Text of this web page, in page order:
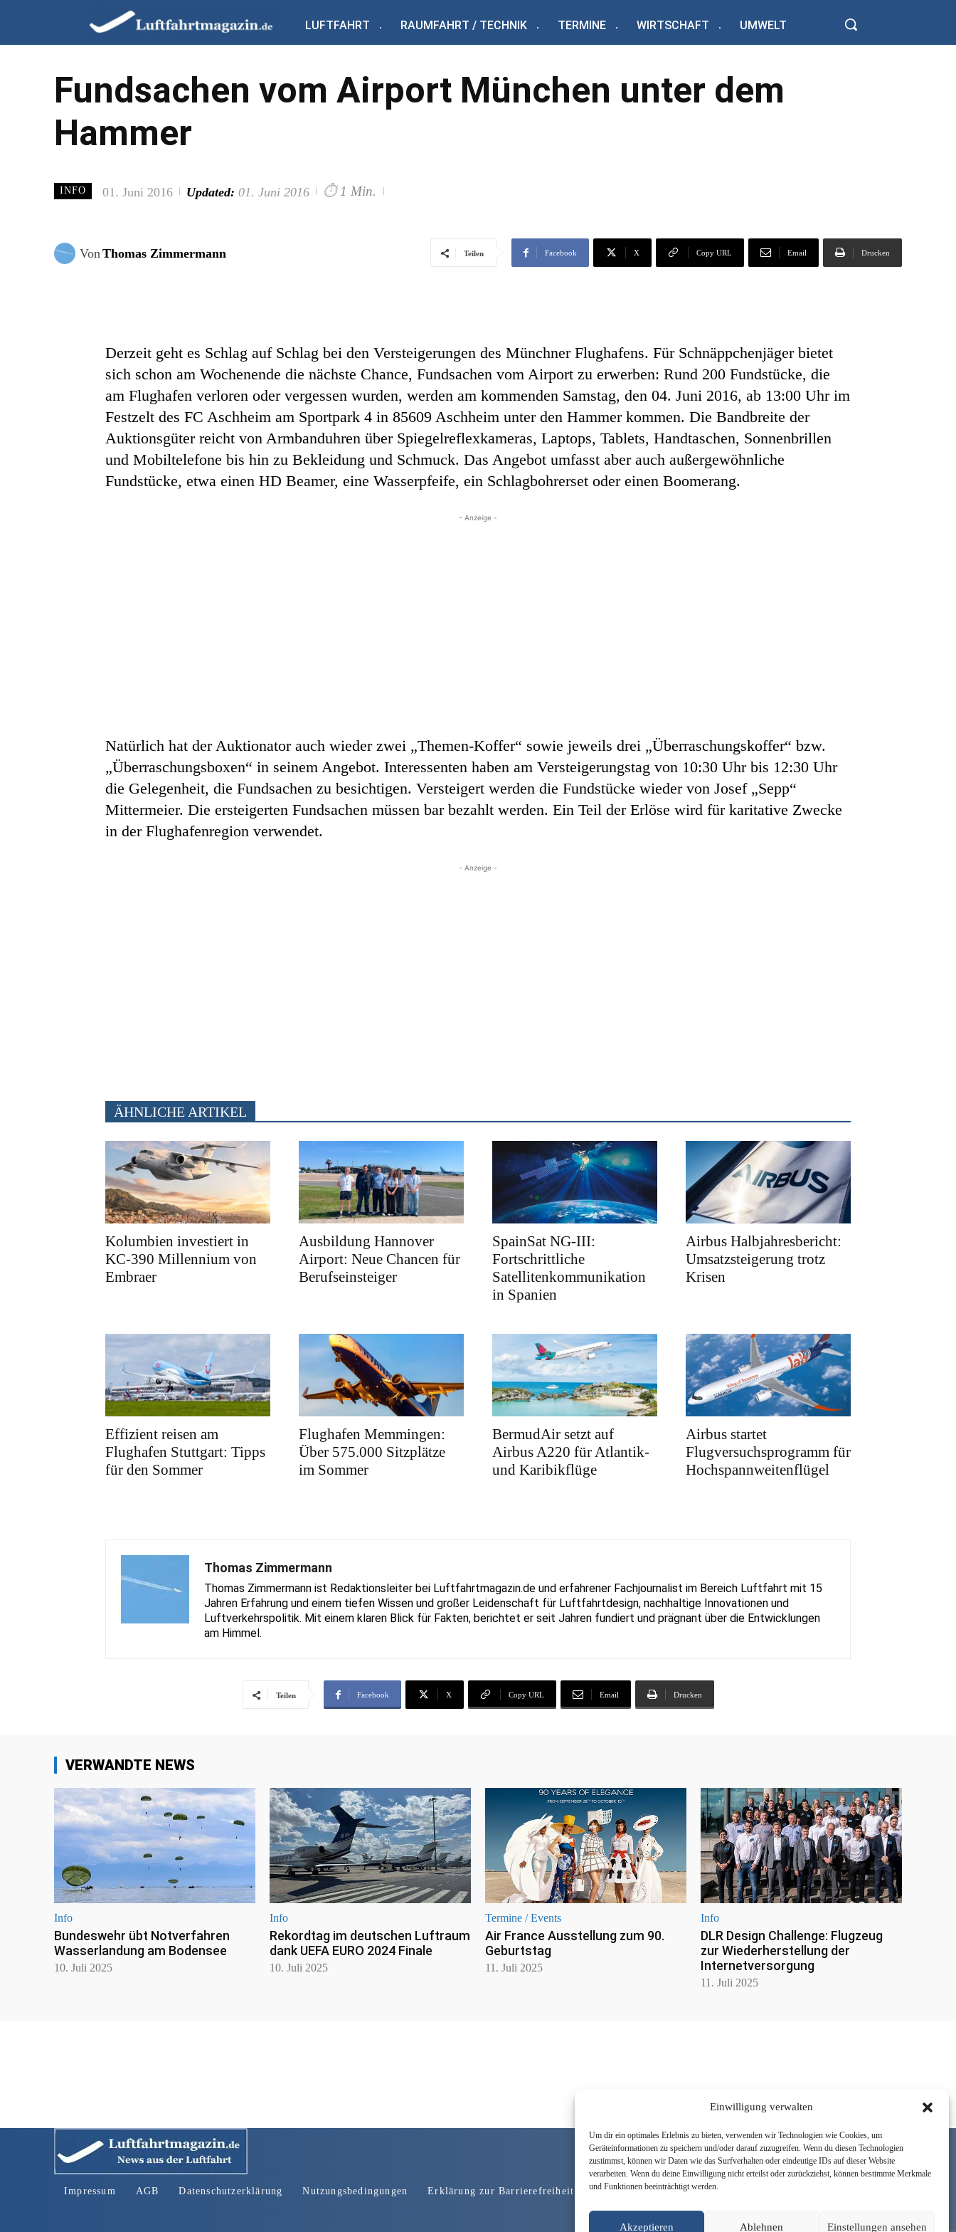
Einwilligung verwalten
Um dir ein optimales Erlebnis zu bieten, verwenden wir Technologien wie Cookies, um
Geräteinformationen zu speichern und/oder darauf zuzugreifen. Wenn du diesen Technologien
zustimmst, können wir Daten wie das Surfverhalten oder eindeutige IDs auf dieser Website
verarbeiten. Wenn du deine Einwilligung nicht erteilst oder zurückziehst, können bestimmte Merkmale
und Funktionen beeinträchtigt werden.
Akzeptieren Ablehnen Einstellungen ansehen
LUFTFAHRT RAUMFAHRT / TECHNIK TERMINE WIRTSCHAFT UMWELT
Fundsachen vom Airport München unter dem
Hammer
INFO 01. Juni 2016 Updated: 01. Juni 2016 ⏱ 1 Min.
VonThomas Zimmermann Teilen Facebook X Copy URL Email Drucken
Derzeit geht es Schlag auf Schlag bei den Versteigerungen des Münchner Flughafens. Für Schnäppchenjäger bietet
sich schon am Wochenende die nächste Chance, Fundsachen vom Airport zu erwerben: Rund 200 Fundstücke, die
am Flughafen verloren oder vergessen wurden, werden am kommenden Samstag, den 04. Juni 2016, ab 13:00 Uhr im
Festzelt des FC Aschheim am Sportpark 4 in 85609 Aschheim unter den Hammer kommen. Die Bandbreite der
Auktionsgüter reicht von Armbanduhren über Spiegelreflexkameras, Laptops, Tablets, Handtaschen, Sonnenbrillen
und Mobiltelefone bis hin zu Bekleidung und Schmuck. Das Angebot umfasst aber auch außergewöhnliche
Fundstücke, etwa einen HD Beamer, eine Wasserpfeife, ein Schlagbohrerset oder einen Boomerang.
- Anzeige -
Natürlich hat der Auktionator auch wieder zwei „Themen-Koffer“ sowie jeweils drei „Überraschungskoffer“ bzw.
„Überraschungsboxen“ in seinem Angebot. Interessenten haben am Versteigerungstag von 10:30 Uhr bis 12:30 Uhr
die Gelegenheit, die Fundsachen zu besichtigen. Versteigert werden die Fundstücke wieder von Josef „Sepp“
Mittermeier. Die ersteigerten Fundsachen müssen bar bezahlt werden. Ein Teil der Erlöse wird für karitative Zwecke
in der Flughafenregion verwendet.
- Anzeige -
ÄHNLICHE ARTIKEL
Kolumbien investiert in
KC-390 Millennium von
Embraer
Ausbildung Hannover
Airport: Neue Chancen für
Berufseinsteiger
SpainSat NG-III:
Fortschrittliche
Satellitenkommunikation
in Spanien
Airbus Halbjahresbericht:
Umsatzsteigerung trotz
Krisen
Effizient reisen am
Flughafen Stuttgart: Tipps
für den Sommer
Flughafen Memmingen:
Über 575.000 Sitzplätze
im Sommer
BermudAir setzt auf
Airbus A220 für Atlantik-
und Karibikflüge
Airbus startet
Flugversuchsprogramm für
Hochspannweitenflügel
Thomas Zimmermann
Thomas Zimmermann ist Redaktionsleiter bei Luftfahrtmagazin.de und erfahrener Fachjournalist im Bereich Luftfahrt mit 15
Jahren Erfahrung und einem tiefen Wissen und großer Leidenschaft für Luftfahrtdesign, nachhaltige Innovationen und
Luftverkehrspolitik. Mit einem klaren Blick für Fakten, berichtet er seit Jahren fundiert und prägnant über die Entwicklungen
am Himmel.
Teilen Facebook X Copy URL Email Drucken
VERWANDTE NEWS
Info
Bundeswehr übt Notverfahren
Wasserlandung am Bodensee
10. Juli 2025
Info
Rekordtag im deutschen Luftraum
dank UEFA EURO 2024 Finale
10. Juli 2025
Termine / Events
Air France Ausstellung zum 90.
Geburtstag
11. Juli 2025
Info
DLR Design Challenge: Flugzeug
zur Wiederherstellung der
Internetversorgung
11. Juli 2025
Impressum AGB Datenschutzerklärung Nutzungsbedingungen Erklärung zur Barrierefreiheit Werbung Newsletter